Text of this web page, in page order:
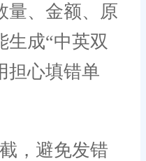
量、金额、原
生成“中英双
担心填错单
，避免发错